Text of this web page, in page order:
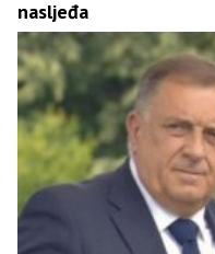
nasljeđa